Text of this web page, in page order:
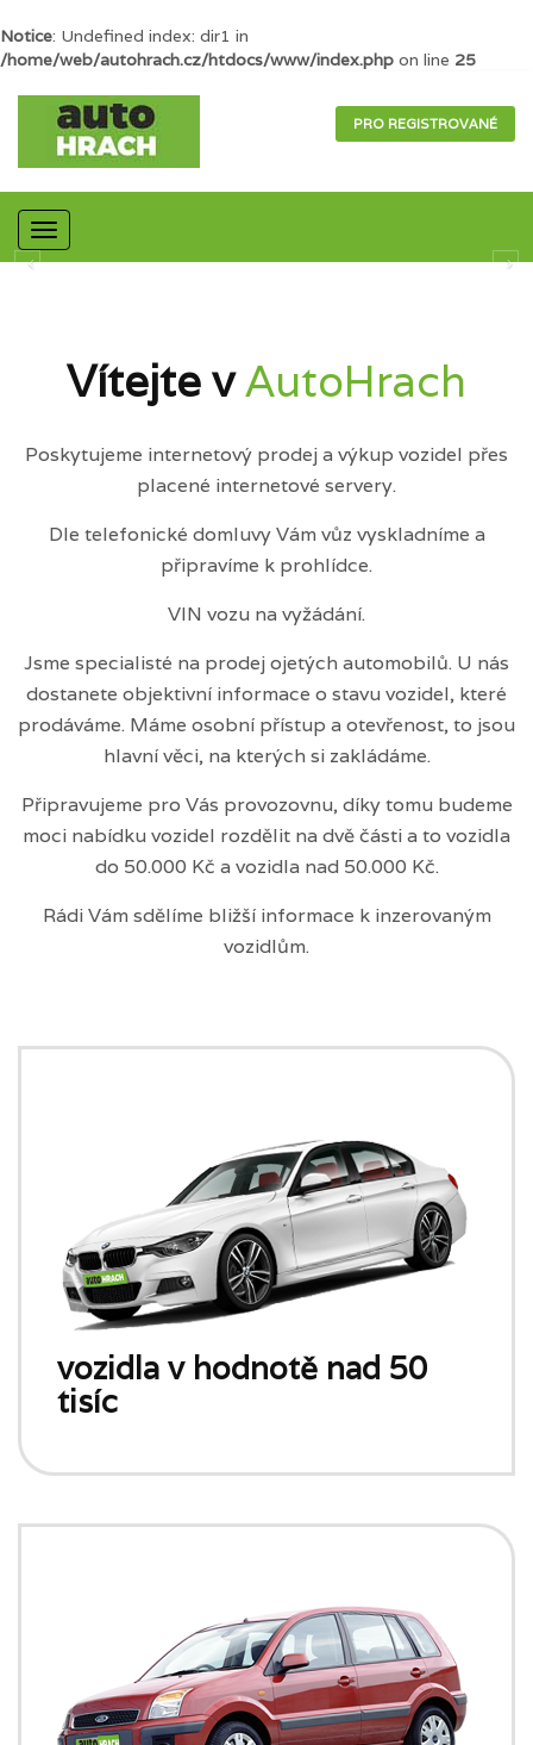
Notice: Undefined index: dir1 in
/home/web/autohrach.cz/htdocs/www/index.php on line 25
PRO REGISTROVANÉ
Mobilní
navigace
Vítejte vAutoHrach
Poskytujeme internetový prodej a výkup vozidel přes
placené internetové servery.
Dle telefonické domluvy Vám vůz vyskladníme a
připravíme k prohlídce.
VIN vozu na vyžádání.
Jsme specialisté na prodej ojetých automobilů. U nás
dostanete objektivní informace o stavu vozidel, které
prodáváme. Máme osobní přístup a otevřenost, to jsou
hlavní věci, na kterých si zakládáme.
Připravujeme pro Vás provozovnu, díky tomu budeme
moci nabídku vozidel rozdělit na dvě části a to vozidla
do 50.000 Kč a vozidla nad 50.000 Kč.
Rádi Vám sdělíme bližší informace k inzerovaným
vozidlům.
vozidla v hodnotě nad 50
tisíc